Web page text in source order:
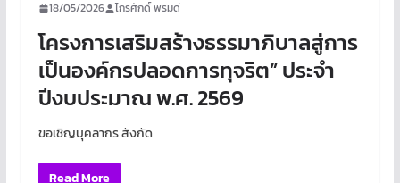
18/05/2026 ไกรศักดิ์ พรมดี
โครงการเสริมสร้างธรรมาภิบาลสู่การ
เป็นองค์กรปลอดการทุจริต” ประจำ
ปีงบประมาณ พ.ศ. 2569
ขอเชิญบุคลากร สังกัด
Read More